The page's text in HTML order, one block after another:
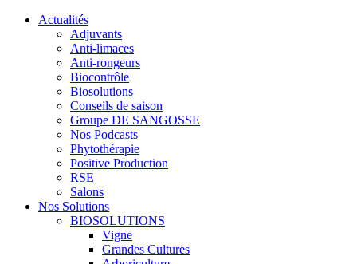
Actualités
Adjuvants
Anti-limaces
Anti-rongeurs
Biocontrôle
Biosolutions
Conseils de saison
Groupe DE SANGOSSE
Nos Podcasts
Phytothérapie
Positive Production
RSE
Salons
Nos Solutions
BIOSOLUTIONS
Vigne
Grandes Cultures